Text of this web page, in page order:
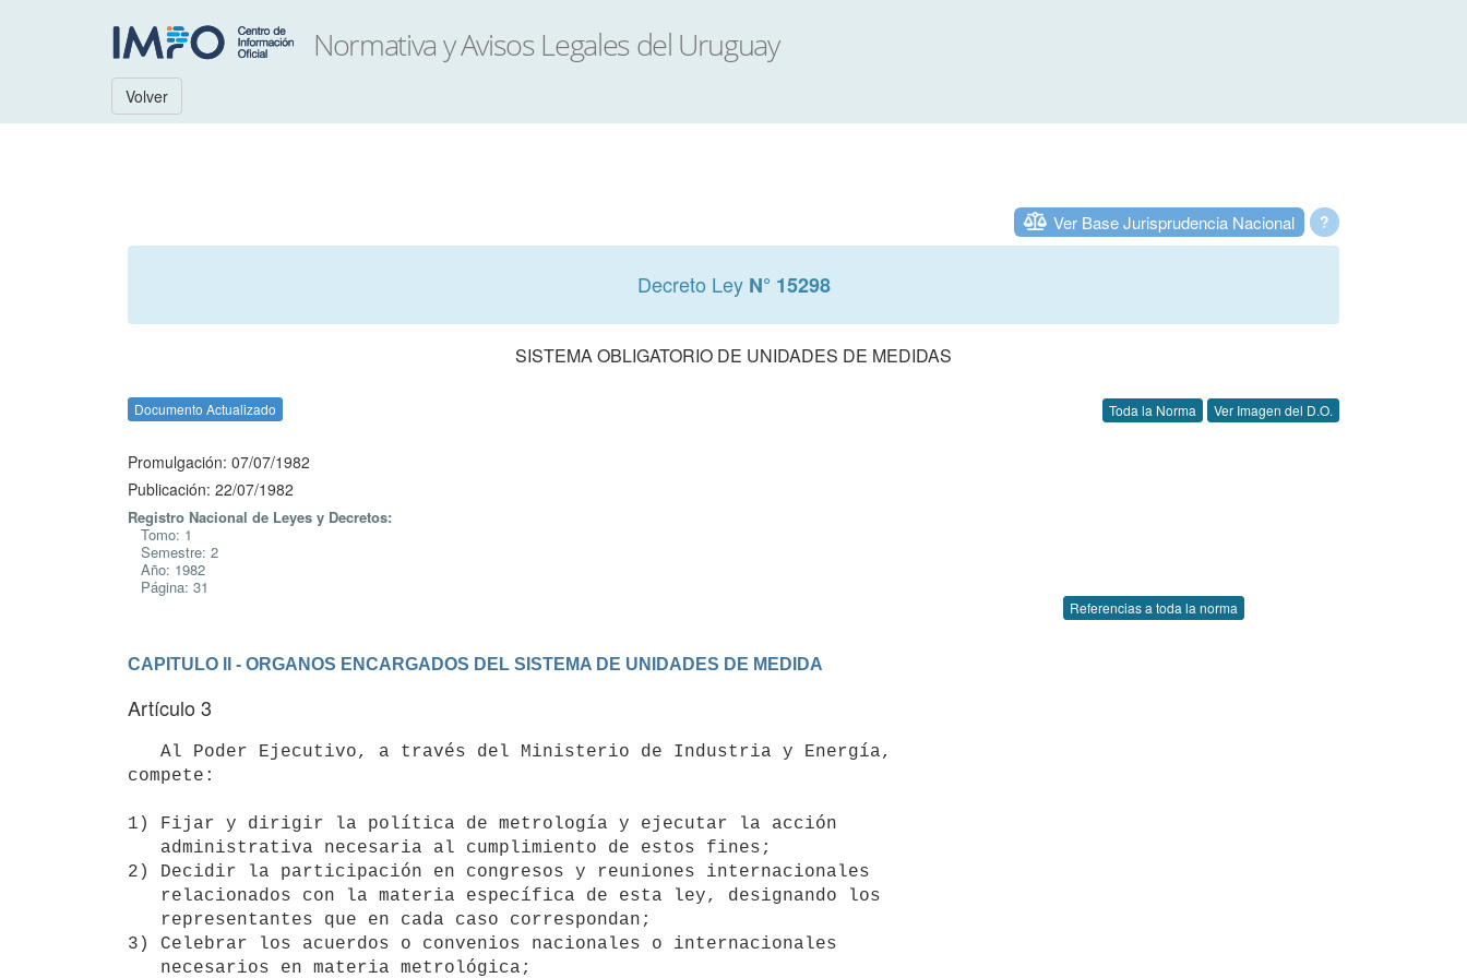
Volver
?
Ver Base Jurisprudencia Nacional
Decreto Ley N° 15298
SISTEMA OBLIGATORIO DE UNIDADES DE MEDIDAS
Documento Actualizado Toda la Norma Ver Imagen del D.O.
Promulgación: 07/07/1982
Publicación: 22/07/1982
Registro Nacional de Leyes y Decretos:
Tomo: 1
Semestre: 2
Año: 1982
Página: 31
Referencias a toda la norma
CAPITULO II - ORGANOS ENCARGADOS DEL SISTEMA DE UNIDADES DE MEDIDA
Artículo 3
compete:
1) Fijar y dirigir la política de metrología y ejecutar la acción
2) Decidir la participación en congresos y reuniones internacionales
3) Celebrar los acuerdos o convenios nacionales o internacionales